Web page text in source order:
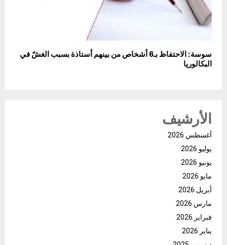
سوسة: الاحتفاظ بـ6 أشخاص من بينهم أستاذة بسبب الغشّ في
البكالوريا
الأرشيف
أغسطس 2026
يوليو 2026
يونيو 2026
مايو 2026
أبريل 2026
مارس 2026
فبراير 2026
يناير 2026